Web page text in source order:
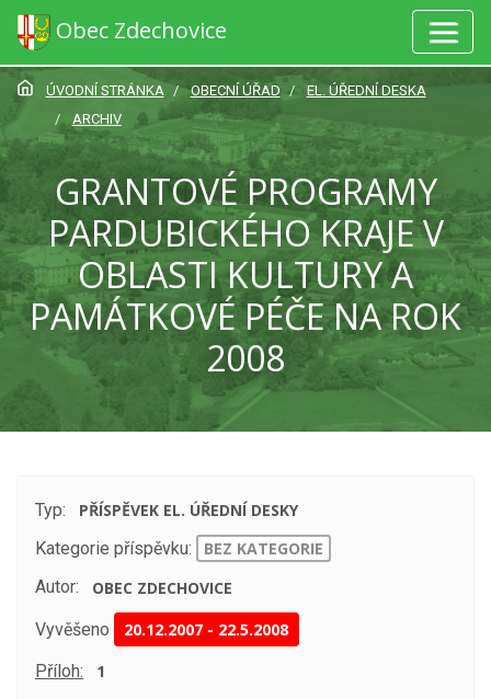
Obec Zdechovice
ÚVODNÍ STRÁNKA OBECNÍ ÚŘAD
EL. ÚŘEDNÍ DESKA
ARCHIV
GRANTOVÉ PROGRAMY
PARDUBICKÉHO KRAJE V
OBLASTI KULTURY A
PAMÁTKOVÉ PÉČE NA ROK
2008
Typ:
PŘÍSPĚVEK EL. ÚŘEDNÍ DESKY
Kategorie příspěvku:
BEZ KATEGORIE
Autor:
OBEC ZDECHOVICE
Vyvěšeno 20.12.2007 - 22.5.2008
Příloh: 1